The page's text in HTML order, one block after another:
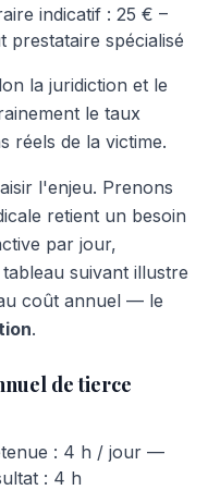
indicatif : 25 € –
spécialisé
la juridiction et le
le taux
réels de la victime.
l'enjeu. Prenons
retient un besoin
par jour,
suivant illustre
coût annuel — le
.
de tierce
: 4 h / jour —
: 4 h